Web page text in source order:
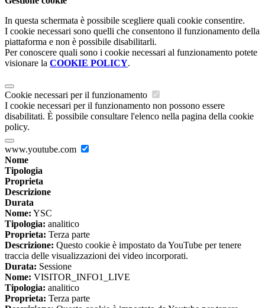
In questa schermata è possibile scegliere quali cookie consentire.
I cookie necessari sono quelli che consentono il funzionamento della
piattaforma e non è possibile disabilitarli.
Per conoscere quali sono i cookie necessari al funzionamento potete
visionare la COOKIE POLICY.
Cookie necessari per il funzionamento
I cookie necessari per il funzionamento non possono essere
disabilitati. È possibile consultare l'elenco nella pagina della cookie
policy.
www.youtube.com
Nome
Tipologia
Proprieta
Descrizione
Durata
Nome: YSC
Tipologia: analitico
Proprieta: Terza parte
Descrizione: Questo cookie è impostato da YouTube per tenere
traccia delle visualizzazioni dei video incorporati.
Durata: Sessione
Nome: VISITOR_INFO1_LIVE
Tipologia: analitico
Proprieta: Terza parte